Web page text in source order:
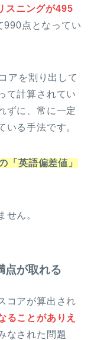
スニングが495
990点となってい
アを割り出して
て計算されてい
ずに、常に一定
いる手法です。
「英語偏差値」
ん。
点が取れる
コアが算出され
ることがありえ
なされた問題